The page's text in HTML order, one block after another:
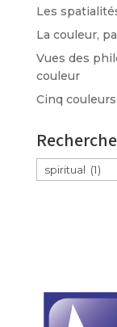
Les
La couleur,
Vues des
couleur
Cinq
Étiquettes